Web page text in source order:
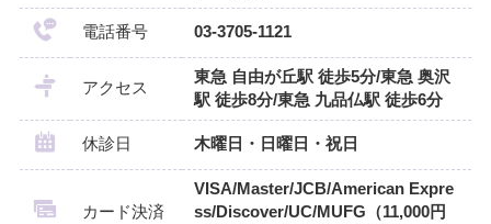
電話番号 03-3705-1121
アクセス
東急 自由が丘駅 徒歩5分/東急 奥沢
駅 徒歩8分/東急 九品仏駅 徒歩6分
休診日 木曜日・日曜日・祝日
カード決済
VISA/Master/JCB/American Expre
ss/Discover/UC/MUFG（11,000円